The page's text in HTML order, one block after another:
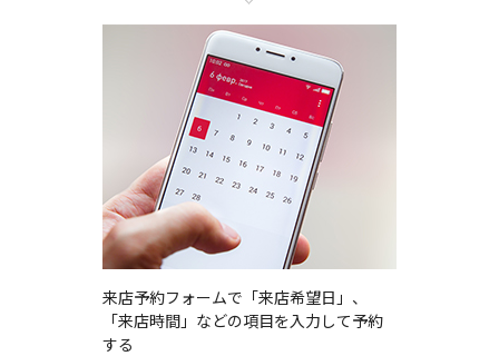
来店予約フォームで「来店希望日」、
「来店時間」などの項目を入力して予約
する